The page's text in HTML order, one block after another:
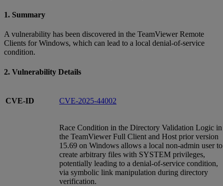
1. Summary
A vulnerability has been discovered in the TeamViewer Remote
Clients for Windows, which can lead to a local denial-of-service
condition.
2. Vulnerability Details
CVE-ID CVE-2025-44002
Race Condition in the Directory Validation Logic in
the TeamViewer Full Client and Host prior version
15.69 on Windows allows a local non-admin user to
create arbitrary files with SYSTEM privileges,
potentially leading to a denial-of-service condition,
via symbolic link manipulation during directory
verification.